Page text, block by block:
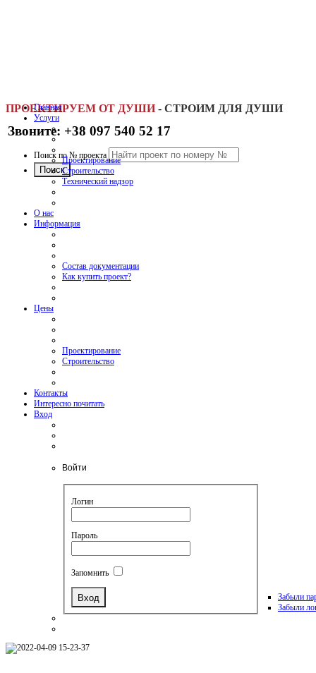
ПРОЕКТИРУЕМ ОТ ДУШИ - СТРОИМ ДЛЯ ДУШИ
Звоните: +38 097 540 52 17
Поиск по № проекта
Главная
Услуги
Проектирование
Строительство
Технический надзор
О нас
Информация
Состав документации
Как купить проект?
Цены
Проектирование
Строительство
Контакты
Интересно почитать
Вход
Войти
Логин
Пароль
Запомнить
Забыли
Забыли